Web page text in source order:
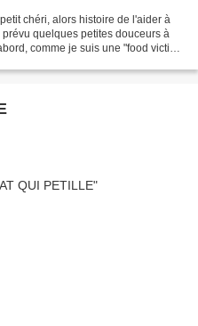
chéri, alors histoire de l'aider à
quelques petites douceurs à
comme je suis une "food victim"